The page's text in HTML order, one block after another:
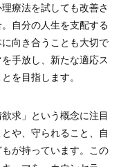
療法を試しても改善さ
自分の人生を支配する
向き合うことも大切で
手放し、新たな適応ス
を目指します。
求」という概念に注目
や、守られること、自
が持っています。この